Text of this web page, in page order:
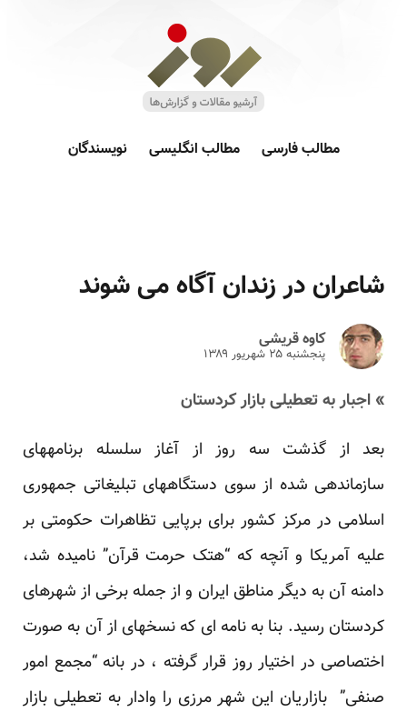
مطالب فارسی مطالب انگلیسی نویسندگان
شاعران در زندان آگاه می شوند
کاوه قریشی
پنجشنبه ۲۵ شهريور ۱۳۸۹
» اجبار به تعطیلی بازار کردستان
بعد از گذشت سه روز از آغاز سلسله برنامههای
سازماندهی شده از سوی دستگاههای تبلیغاتی جمهوری
اسلامی در مرکز کشور برای برپایی تظاهرات حکومتی بر
علیه آمریکا و آنچه که “هتک حرمت قرآن” نامیده شد،
دامنه آن به دیگر مناطق ایران و از جمله برخی از شهرهای
کردستان رسید. بنا به نامه ای که نسخهای از آن به صورت
اختصاصی در اختیار روز قرار گرفته ، در بانه “مجمع امور
صنفی” بازاریان این شهر مرزی را وادار به تعطیلی بازار